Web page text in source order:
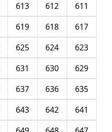
611
612
613
617
618
619
623
624
625
629
630
631
635
636
637
641
642
643